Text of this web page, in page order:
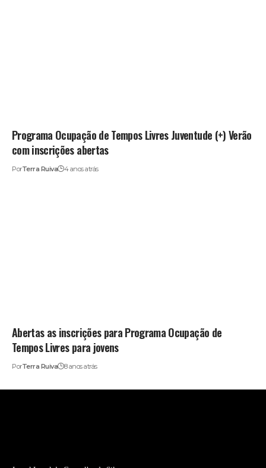
Programa Ocupação de Tempos Livres Juventude (+) Verão
com inscrições abertas
PorTerra Ruiva 4 anos atrás
Abertas as inscrições para Programa Ocupação de
Tempos Livres para jovens
PorTerra Ruiva 8 anos atrás